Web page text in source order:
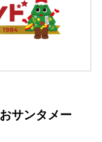
サンタメー